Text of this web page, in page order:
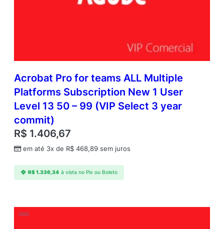
Acrobat Pro for teams ALL Multiple
Platforms Subscription New 1 User
Level 13 50 – 99 (VIP Select 3 year
commit)
R$ 1.406,67
em até 3x de R$ 468,89 sem juros
R$1.336,34 à vista no Pix ou Boleto